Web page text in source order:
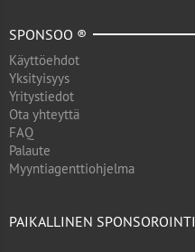
SPONSOO ®
Käyttöehdot
Yksityisyys
Yritystiedot
Ota yhteyttä
FAQ
Palaute
Myyntiagenttiohjelma
PAIKALLINEN SPONSOROINTI